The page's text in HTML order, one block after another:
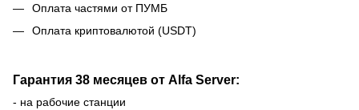
Оплата частями от ПУМБ
Оплата криптовалютой (USDT)
Гарантия 38 месяцев от Alfa Server:
- на рабочие станции